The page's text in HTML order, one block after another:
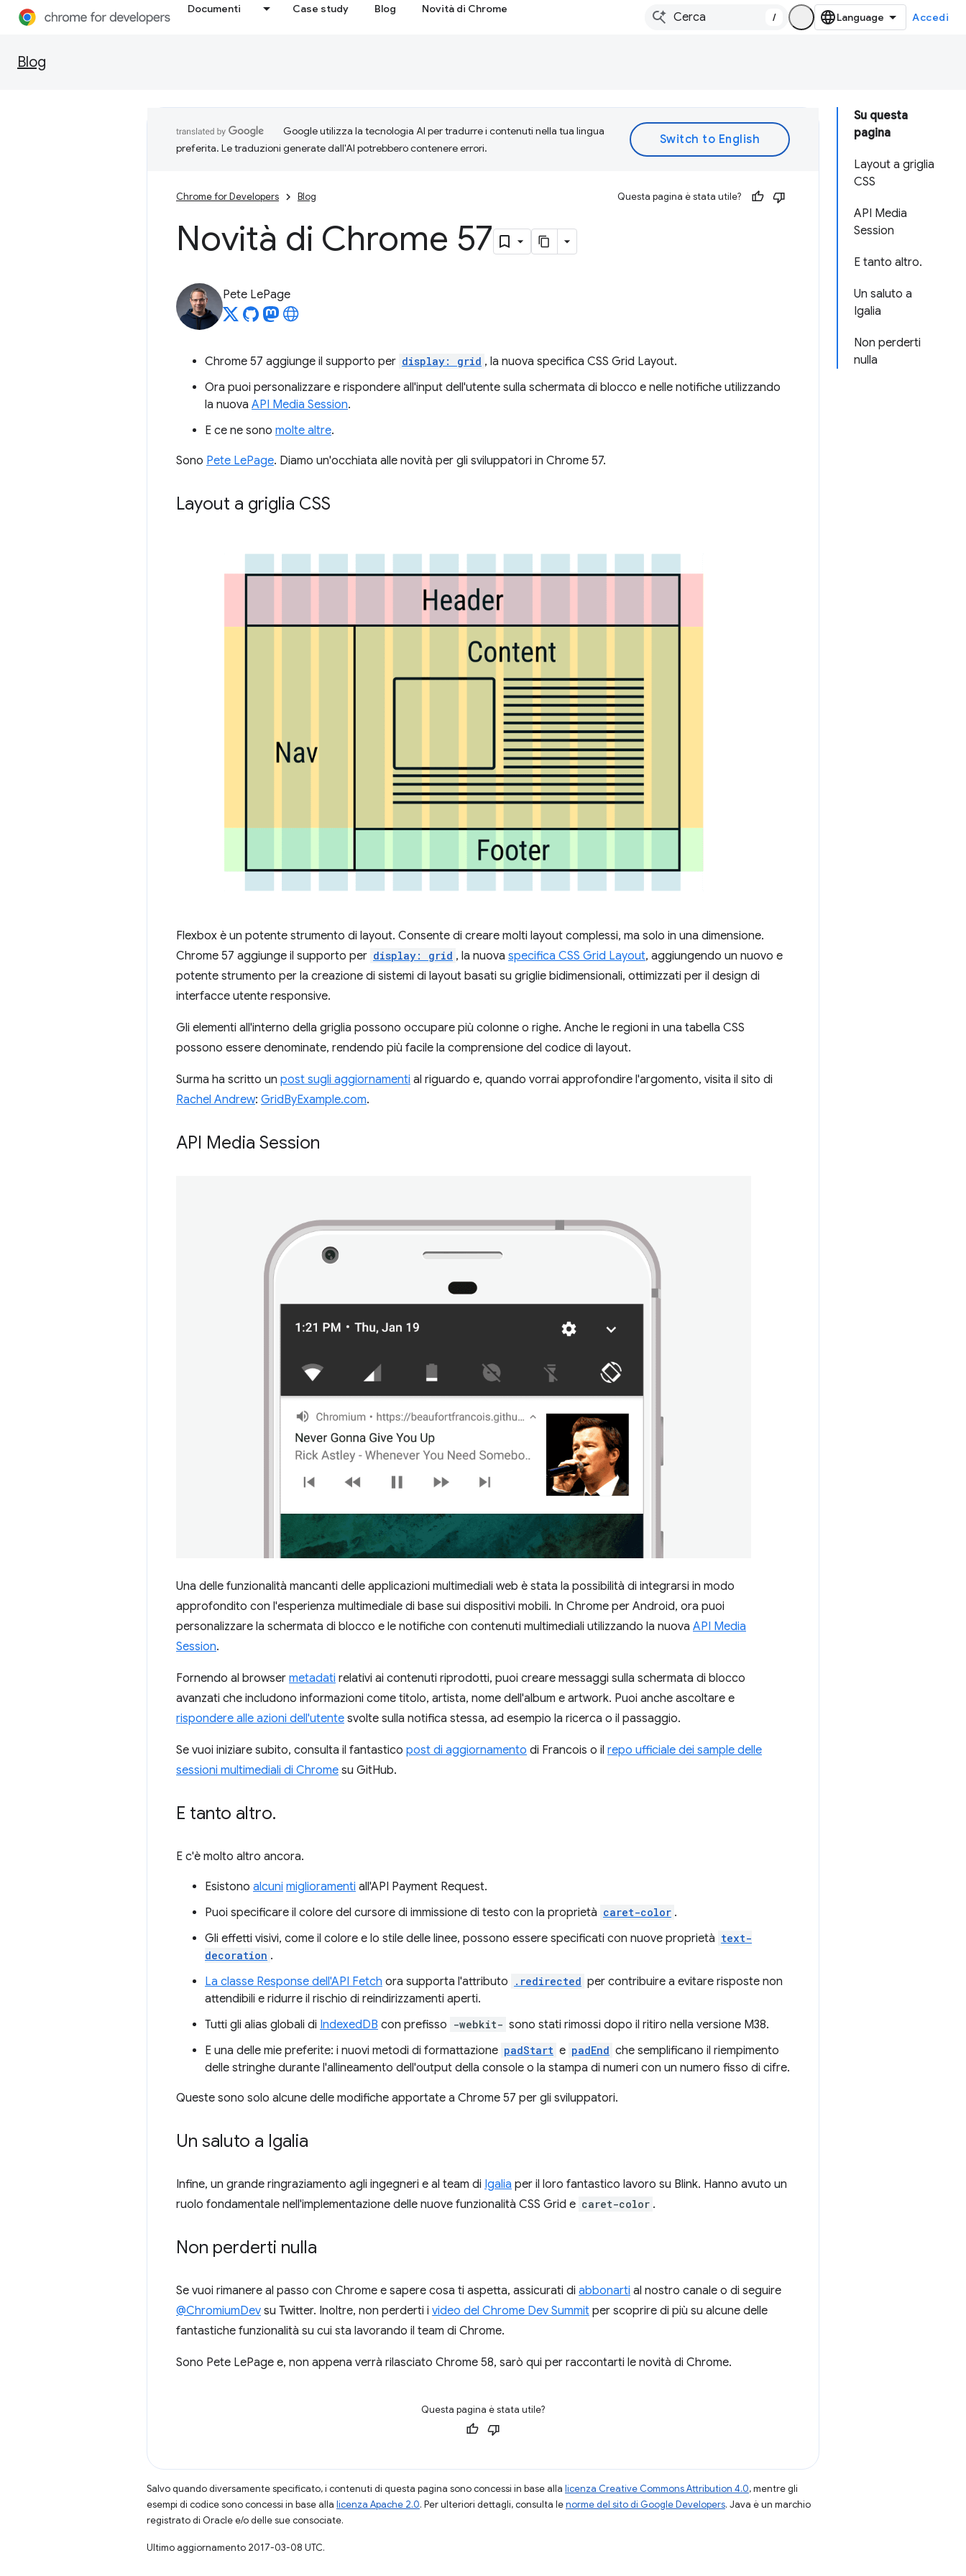
Documenti Case study Blog Novità di Chrome
/ Accedi
Blog
Su questa
pagina
Layout a griglia
CSS
API Media
Session
E tanto altro.
Un saluto a
Igalia
Non perderti
nulla
Google utilizza la tecnologia AI per tradurre i contenuti nella tua lingua
preferita. Le traduzioni generate dall'AI potrebbero contenere errori.
Chrome for Developers Blog Questa pagina è stata utile?
Novità di Chrome 57
Pete LePage
Chrome 57 aggiunge il supporto per display: grid , la nuova specifica CSS Grid Layout.
Ora puoi personalizzare e rispondere all'input dell'utente sulla schermata di blocco e nelle notifiche utilizzando
la nuova API Media Session.
E ce ne sono molte altre.
Sono Pete LePage. Diamo un'occhiata alle novità per gli sviluppatori in Chrome 57.
Layout a griglia CSS
Flexbox è un potente strumento di layout. Consente di creare molti layout complessi, ma solo in una dimensione.
Chrome 57 aggiunge il supporto per display: grid , la nuova specifica CSS Grid Layout, aggiungendo un nuovo e
potente strumento per la creazione di sistemi di layout basati su griglie bidimensionali, ottimizzati per il design di
interfacce utente responsive.
Gli elementi all'interno della griglia possono occupare più colonne o righe. Anche le regioni in una tabella CSS
possono essere denominate, rendendo più facile la comprensione del codice di layout.
Surma ha scritto un post sugli aggiornamenti al riguardo e, quando vorrai approfondire l'argomento, visita il sito di
Rachel Andrew: GridByExample.com.
API Media Session
Una delle funzionalità mancanti delle applicazioni multimediali web è stata la possibilità di integrarsi in modo
approfondito con l'esperienza multimediale di base sui dispositivi mobili. In Chrome per Android, ora puoi
personalizzare la schermata di blocco e le notifiche con contenuti multimediali utilizzando la nuova API Media
Session.
Fornendo al browser metadati relativi ai contenuti riprodotti, puoi creare messaggi sulla schermata di blocco
avanzati che includono informazioni come titolo, artista, nome dell'album e artwork. Puoi anche ascoltare e
rispondere alle azioni dell'utente svolte sulla notifica stessa, ad esempio la ricerca o il passaggio.
Se vuoi iniziare subito, consulta il fantastico post di aggiornamento di Francois o il repo ufficiale dei sample delle
sessioni multimediali di Chrome su GitHub.
E tanto altro.
E c'è molto altro ancora.
Esistono alcuni miglioramenti all'API Payment Request.
Puoi specificare il colore del cursore di immissione di testo con la proprietà caret-color .
Gli effetti visivi, come il colore e lo stile delle linee, possono essere specificati con nuove proprietà text-
decoration .
La classe Response dell'API Fetch ora supporta l'attributo .redirected per contribuire a evitare risposte non
attendibili e ridurre il rischio di reindirizzamenti aperti.
Tutti gli alias globali di IndexedDB con prefisso -webkit- sono stati rimossi dopo il ritiro nella versione M38.
E una delle mie preferite: i nuovi metodi di formattazione padStart e padEnd che semplificano il riempimento
delle stringhe durante l'allineamento dell'output della console o la stampa di numeri con un numero fisso di cifre.
Queste sono solo alcune delle modifiche apportate a Chrome 57 per gli sviluppatori.
Un saluto a Igalia
Infine, un grande ringraziamento agli ingegneri e al team di Igalia per il loro fantastico lavoro su Blink. Hanno avuto un
ruolo fondamentale nell'implementazione delle nuove funzionalità CSS Grid e caret-color .
Non perderti nulla
Se vuoi rimanere al passo con Chrome e sapere cosa ti aspetta, assicurati di abbonarti al nostro canale o di seguire
@ChromiumDev su Twitter. Inoltre, non perderti i video del Chrome Dev Summit per scoprire di più su alcune delle
fantastiche funzionalità su cui sta lavorando il team di Chrome.
Sono Pete LePage e, non appena verrà rilasciato Chrome 58, sarò qui per raccontarti le novità di Chrome.
Questa pagina è stata utile?
Salvo quando diversamente specificato, i contenuti di questa pagina sono concessi in base alla licenza Creative Commons Attribution 4.0, mentre gli
esempi di codice sono concessi in base alla licenza Apache 2.0. Per ulteriori dettagli, consulta lenorme del sito di Google Developers. Java è un marchio
registrato di Oracle e/o delle sue consociate.
Ultimo aggiornamento 2017-03-08 UTC.